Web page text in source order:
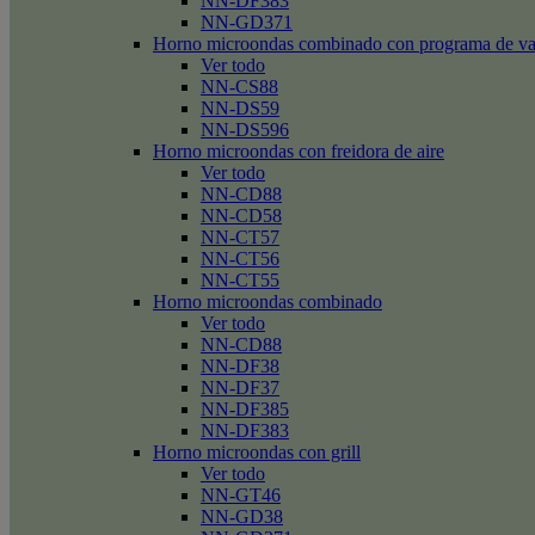
NN-GD371
Horno microondas combinado con programa de
Ver todo
NN-CS88
NN-DS59
NN-DS596
Horno microondas con freidora de aire
Ver todo
NN-CD88
NN-CD58
NN-CT57
NN-CT56
NN-CT55
Horno microondas combinado
Ver todo
NN-CD88
NN-DF38
NN-DF37
NN-DF385
NN-DF383
Horno microondas con grill
Ver todo
NN-GT46
NN-GD38